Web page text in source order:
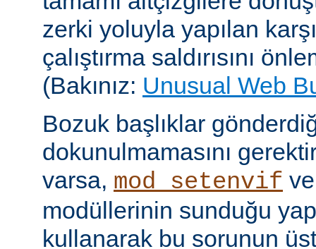
zerki yoluyla yapılan
çalıştırma saldırısını
(Bakınız: Unusual Web
Bozuk başlıklar
dokunulmamasını
varsa, mod_setenvif
modüllerinin sunduğu
kullanarak bu sorunun